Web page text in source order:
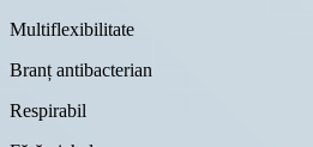
Multiflexibilitate
Branț antibacterian
Respirabil